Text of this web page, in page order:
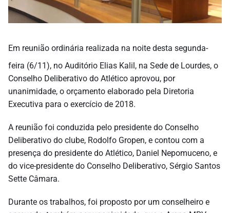
Em reunião ordinária realizada na noite desta segunda-
feira (6/11), no Auditório Elias Kalil, na Sede de Lourdes, o
Conselho Deliberativo do Atlético aprovou, por
unanimidade, o orçamento elaborado pela Diretoria
Executiva para o exercício de 2018.
A reunião foi conduzida pelo presidente do Conselho
Deliberativo do clube, Rodolfo Gropen, e contou com a
presença do presidente do Atlético, Daniel Nepomuceno, e
do vice-presidente do Conselho Deliberativo, Sérgio Santos
Sette Câmara.
Durante os trabalhos, foi proposto por um conselheiro e